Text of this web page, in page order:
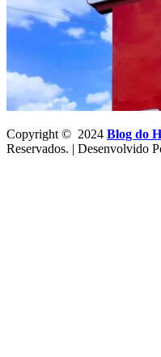
Copyright © 2024 Blog do
Reservados. | Desenvolvido